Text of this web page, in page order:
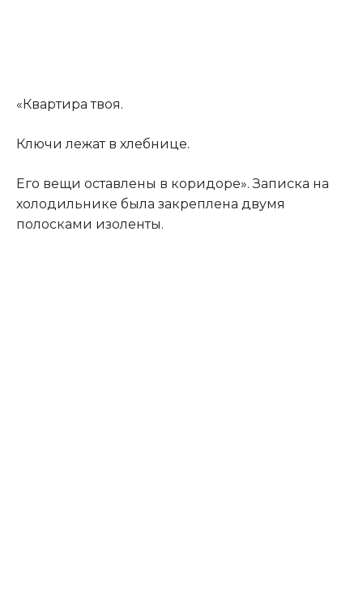
«Квартира твоя.
Ключи лежат в хлебнице.
Его вещи оставлены в коридоре». Записка на
холодильнике была закреплена двумя
полосками изоленты.